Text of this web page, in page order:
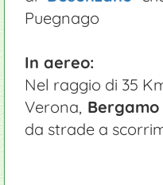
Puegnago
In aereo:
Nel raggio di 35
Verona, Bergamo
da strade a